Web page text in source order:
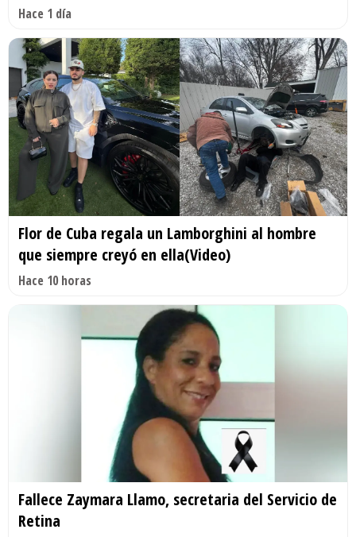
Hace 1 día
Flor de Cuba regala un Lamborghini al hombre
que siempre creyó en ella(Video)
Hace 10 horas
Fallece Zaymara Llamo, secretaria del Servicio de
Retina